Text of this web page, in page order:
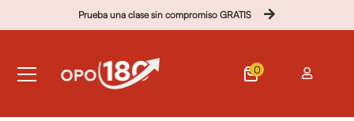
Prueba una clase sin compromiso GRATIS
0